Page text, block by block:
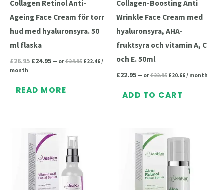
Collagen Retinol Anti-
Ageing Face Cream för torr
hud med hyaluronsyra. 50
ml flaska
£26.95 £24.95 — or£24.95 £22.46/
month
READ MORE
Collagen-Boosting Anti
Wrinkle Face Cream med
hyaluronsyra, AHA-
fruktsyra och vitamin A, C
och E. 50ml
£22.95 — or£22.95 £20.66/ month
ADD TO CART
price
£22.95.
price price